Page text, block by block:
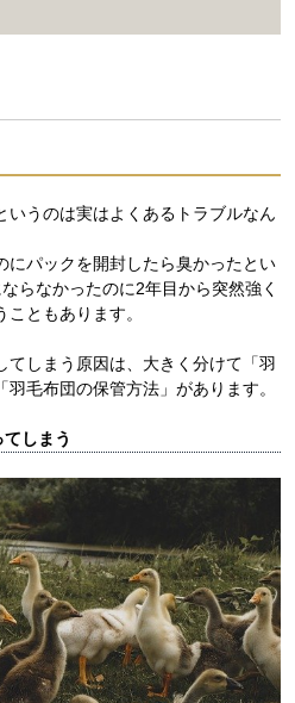
いうのは実はよくあるトラブルなん
にパックを開封したら臭かったとい
らなかったのに2年目から突然強く
ともあります。
しまう原因は、大きく分けて「羽
毛布団の保管方法」があります。
しまう